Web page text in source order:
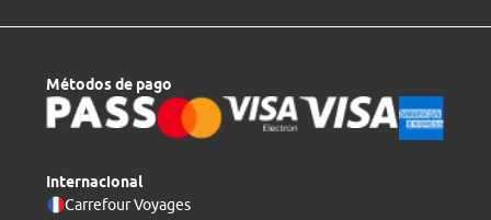
Métodos de pago
Internacional
Carrefour Voyages